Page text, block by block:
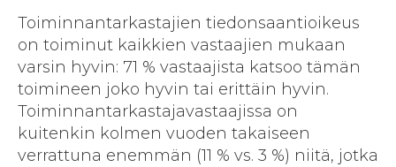
Toiminnantarkastajien tiedonsaantioikeus
on toiminut kaikkien vastaajien mukaan
varsin hyvin: 71 % vastaajista katsoo tämän
toimineen joko hyvin tai erittäin hyvin.
Toiminnantarkastajavastaajissa on
kuitenkin kolmen vuoden takaiseen
verrattuna enemmän (11 % vs. 3 %) niitä, jotka